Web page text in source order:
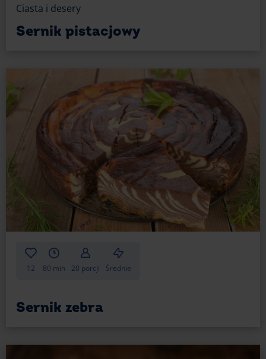
Sernik królewski to prawdziwe wyzwanie dla
cierpliwości, ale nagroda w postaci doskonałego
sernik już ostygnie?
Daj mu jeszcze chwilę! Warto schować sernik do
lodówki na przynajmniej jeden dzień. W tym czasie
smaki będą mogły się przeniknąć, tworząc
wyjątkową harmonię. Kruche ciasto wchłonie nieco
wilgoci z masy serowej, zachowując swoją zwartą
strukturę. Efekt to idealne połączenie smaków
i tekstur, na które naprawdę warto poczekać. Każda
chwila spędzona na oczekiwaniu przynosi wyjątkową
satysfakcję, gdy już można cieszyć się tym
wyśmienitym deserem.
Masa serowa ma tę cudowną właściwość,
Ciasta i desery
Sernik pistacjowy
12 80 min 20 porcji Średnie
Sernik zebra